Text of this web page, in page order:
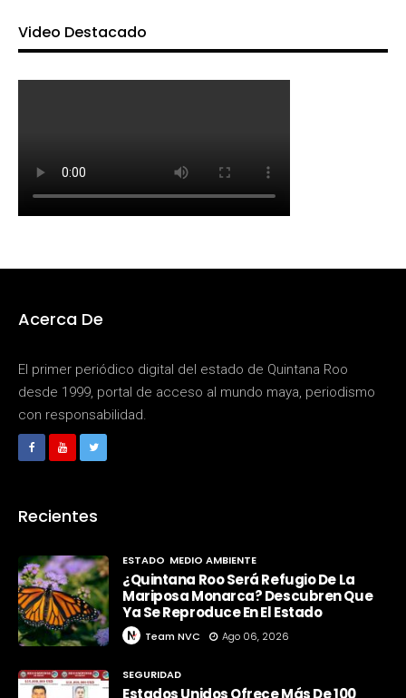
Video Destacado
Acerca De
El primer periódico digital del estado de Quintana Roo
desde 1999, portal de acceso al mundo maya, periodismo
con responsabilidad.
Recientes
ESTADO MEDIO AMBIENTE
¿Quintana Roo Será Refugio De La
Mariposa Monarca? Descubren Que
Ya Se Reproduce En El Estado
Team NVC Ago 06, 2026
SEGURIDAD
Estados Unidos Ofrece Más De 100